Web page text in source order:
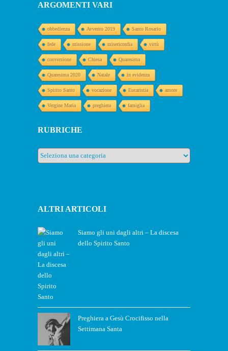
ARGOMENTI VARI
obbedienza Avvento 2019 Santo Rosario
fede missione misericordia virtù
conversione Chiesa Quaresima
Quaresima 2020 Natale in evidenza
Spirito Santo vocazione Eucaristia amore
Vergine Maria preghiera famiglia
RUBRICHE
Rubriche
ALTRI ARTICOLI
Siamo gli uni dagli altri – La discesa
dello Spirito Santo
Preghiera a Gesù Crocifisso nella
Settimana Santa